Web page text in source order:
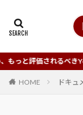
るべきYouTubeチャン
HOME ドキュ